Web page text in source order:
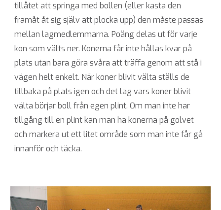
tillåtet att springa med bollen (eller kasta den
framåt åt sig själv att plocka upp) den måste passas
mellan lagmedlemmarna. Poäng delas ut för varje
kon som välts ner. Konerna får inte hållas kvar på
plats utan bara göra svåra att träffa genom att stå i
vägen helt enkelt. När koner blivit välta ställs de
tillbaka på plats igen och det lag vars koner blivit
välta börjar boll från egen plint. Om man inte har
tillgång till en plint kan man ha konerna på golvet
och markera ut ett litet område som man inte får gå
innanför och täcka.